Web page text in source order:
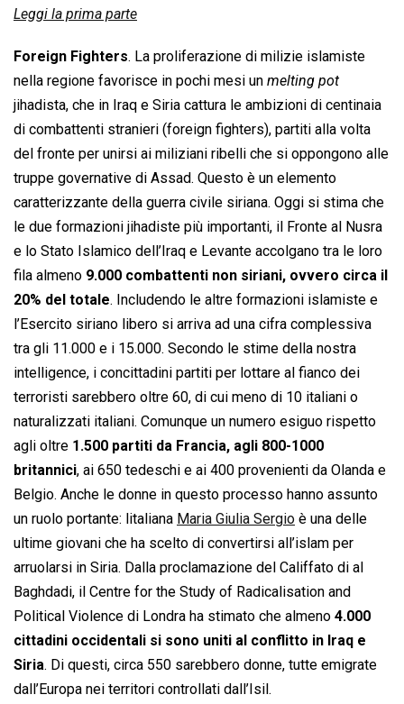
o
k
A
p
d
n
k
Leggi la prima parte
Foreign Fighters. La proliferazione di milizie islamiste
nella regione favorisce in pochi mesi un  melting pot
jihadista, che in Iraq e Siria cattura le ambizioni di centinaia
di combattenti stranieri (foreign fighters), partiti alla volta
del fronte per unirsi ai miliziani ribelli che si oppongono alle
truppe governative di Assad. Questo è un elemento
caratterizzante della guerra civile siriana. Oggi si stima che
le due formazioni jihadiste più importanti, il Fronte al Nusra
e lo Stato Islamico dell’Iraq e Levante accolgano tra le loro
fila almeno 9.000 combattenti non siriani, ovvero circa il
20% del totale. Includendo le altre formazioni islamiste e
l’Esercito siriano libero si arriva ad una cifra complessiva
tra gli 11.000 e i 15.000. Secondo le stime della nostra
intelligence, i concittadini partiti per lottare al fianco dei
terroristi sarebbero oltre 60, di cui meno di 10 italiani o
naturalizzati italiani. Comunque un numero esiguo rispetto
agli oltre 1.500 partiti da Francia, agli 800-1000
britannici, ai 650 tedeschi e ai 400 provenienti da Olanda e
Belgio. Anche le donne in questo processo hanno assunto
un ruolo portante: litaliana Maria Giulia Sergio è una delle
ultime giovani che ha scelto di convertirsi all’islam per
arruolarsi in Siria. Dalla proclamazione del Califfato di al
Baghdadi, il Centre for the Study of Radicalisation and
Political Violence di Londra ha stimato che almeno 4.000
cittadini occidentali si sono uniti al conflitto in Iraq e
Siria. Di questi, circa 550 sarebbero donne, tutte emigrate
dall’Europa nei territori controllati dall’Isil.